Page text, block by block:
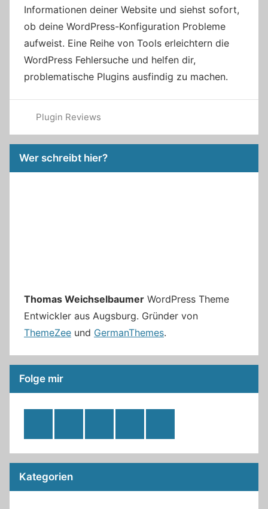
Informationen deiner Website und siehst sofort,
ob deine WordPress-Konfiguration Probleme
aufweist. Eine Reihe von Tools erleichtern die
WordPress Fehlersuche und helfen dir,
problematische Plugins ausfindig zu machen.
Plugin Reviews
Wer schreibt hier?
Thomas Weichselbaumer WordPress Theme
Entwickler aus Augsburg. Gründer von
ThemeZee und GermanThemes.
Folge mir
Feed
Kategorien